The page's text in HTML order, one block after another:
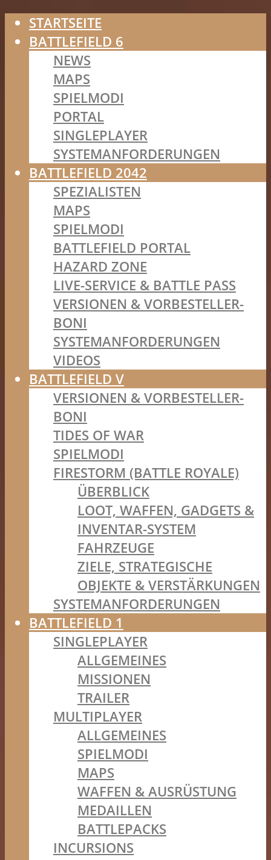
STARTSEITE
BATTLEFIELD 6
NEWS
MAPS
SPIELMODI
PORTAL
SINGLEPLAYER
SYSTEMANFORDERUNGEN
BATTLEFIELD 2042
SPEZIALISTEN
MAPS
SPIELMODI
BATTLEFIELD PORTAL
HAZARD ZONE
LIVE-SERVICE & BATTLE PASS
VERSIONEN & VORBESTELLER-
BONI
SYSTEMANFORDERUNGEN
VIDEOS
BATTLEFIELD V
VERSIONEN & VORBESTELLER-
BONI
TIDES OF WAR
SPIELMODI
FIRESTORM (BATTLE ROYALE)
ÜBERBLICK
LOOT, WAFFEN, GADGETS &
INVENTAR-SYSTEM
FAHRZEUGE
ZIELE, STRATEGISCHE
OBJEKTE & VERSTÄRKUNGEN
SYSTEMANFORDERUNGEN
BATTLEFIELD 1
SINGLEPLAYER
ALLGEMEINES
MISSIONEN
TRAILER
MULTIPLAYER
ALLGEMEINES
SPIELMODI
MAPS
WAFFEN & AUSRÜSTUNG
MEDAILLEN
BATTLEPACKS
INCURSIONS